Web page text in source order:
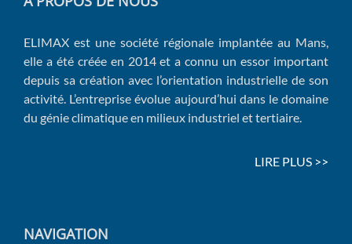
ELIMAX est une société régionale implantée au Mans,
elle a été créée en 2014 et a connu un essor important
depuis sa création avec l’orientation industrielle de son
activité. L’entreprise évolue aujourd’hui dans le domaine
du génie climatique en milieux industriel et tertiaire.
LIRE PLUS >>
NAVIGATION